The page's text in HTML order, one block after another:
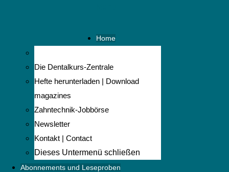
Home
Die Dentalkurs-Zentrale
Hefte herunterladen | Download
magazines
Zahntechnik-Jobbörse
Newsletter
Kontakt | Contact
Dieses Untermenü schließen
Abonnements und Leseproben